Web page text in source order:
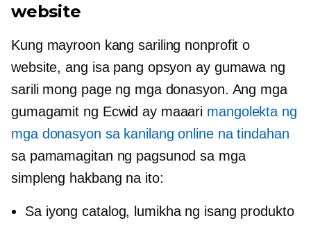
website
Kung mayroon kang sariling nonprofit o
website, ang isa pang opsyon ay gumawa ng
sarili mong page ng mga donasyon. Ang mga
gumagamit ng Ecwid ay maaari mangolekta ng
mga donasyon sa kanilang online na tindahan
sa pamamagitan ng pagsunod sa mga
simpleng hakbang na ito:
Sa iyong catalog, lumikha ng isang produkto